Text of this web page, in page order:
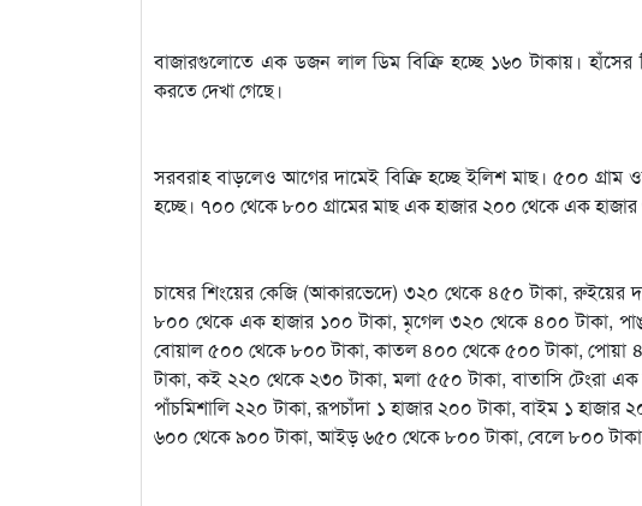
বাজারগুলোতে এক ডজন লাল ডিম বিক্রি হচ্ছে ১৬০ টাকায়। হাঁসের
করতে দেখা গেছে।
সরবরাহ বাড়লেও আগের দামেই বিক্রি হচ্ছে ইলিশ মাছ। ৫০০
হচ্ছে। ৭০০ থেকে ৮০০ গ্রামের মাছ এক হাজার ২০০ থেকে এক হাজার
চাষের শিংয়ের কেজি (আকারভেদে) ৩২০ থেকে ৪৫০ টাকা,
৮০০ থেকে এক হাজার ১০০ টাকা, মৃগেল ৩২০ থেকে ৪০০ টাকা,
বোয়াল ৫০০ থেকে ৮০০ টাকা, কাতল ৪০০ থেকে ৫০০ টাকা, পোয়া
টাকা, কই ২২০ থেকে ২৩০ টাকা, মলা ৫৫০ টাকা, বাতাসি টেংরা
পাঁচমিশালি ২২০ টাকা, রূপচাঁদা ১ হাজার ২০০ টাকা, বাইম ১
৬০০ থেকে ৯০০ টাকা, আইড় ৬৫০ থেকে ৮০০ টাকা, বেলে ৮০০ টাকা